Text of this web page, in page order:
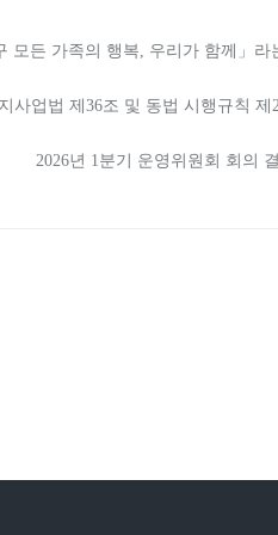
모든 가족의 행복, 우리가 함께」
사업법 제36조 및 동법 시행규칙
2026년 1분기 운영위원회 회의